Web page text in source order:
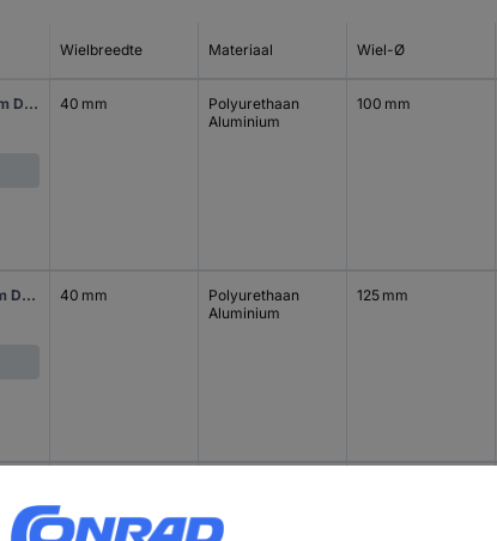
Wielbreedte Materiaal Wiel-Ø
Blickle ALBS 100/15K Kunststofwiel Wieldiameter: 100 mm Draagvermogen (max.): 320 kg 1 stuk(s) 40 mm
Polyurethaan
Aluminium
100 mm
Blickle ALBS 125/15K Kunststofwiel Wieldiameter: 125 mm Draagvermogen (max.): 370 kg 1 stuk(s) 40 mm
Polyurethaan
Aluminium
125 mm